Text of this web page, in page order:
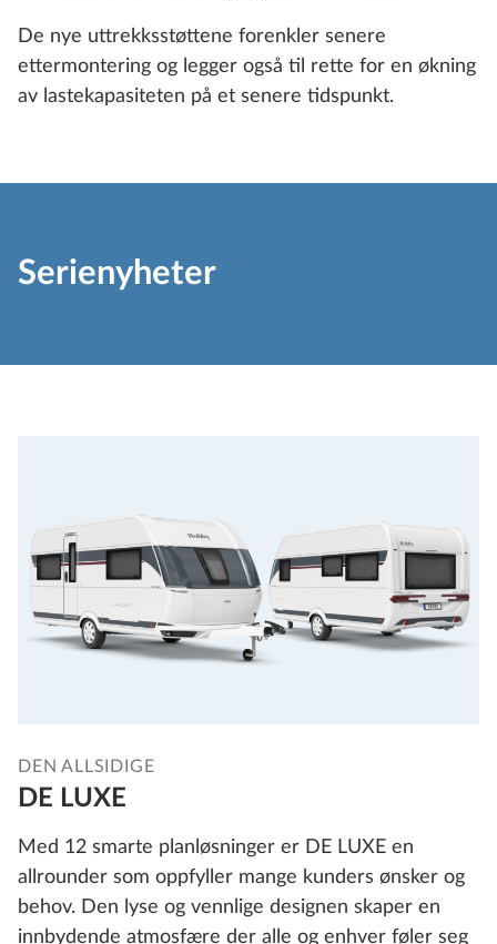
De nye uttrekksstøttene forenkler senere
ettermontering og legger også til rette for en økning
av lastekapasiteten på et senere tidspunkt.
Serienyheter
DEN ALLSIDIGE
DE LUXE
Med 12 smarte planløsninger er DE LUXE en
allrounder som oppfyller mange kunders ønsker og
behov. Den lyse og vennlige designen skaper en
innbydende atmosfære der alle og enhver føler seg